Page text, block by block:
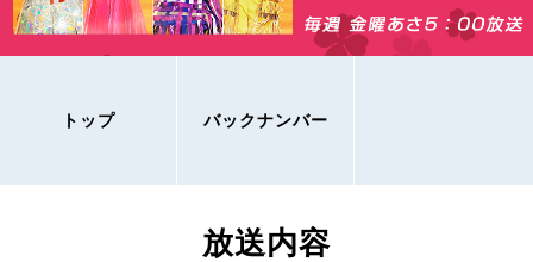
トップ バックナンバー
放送内容